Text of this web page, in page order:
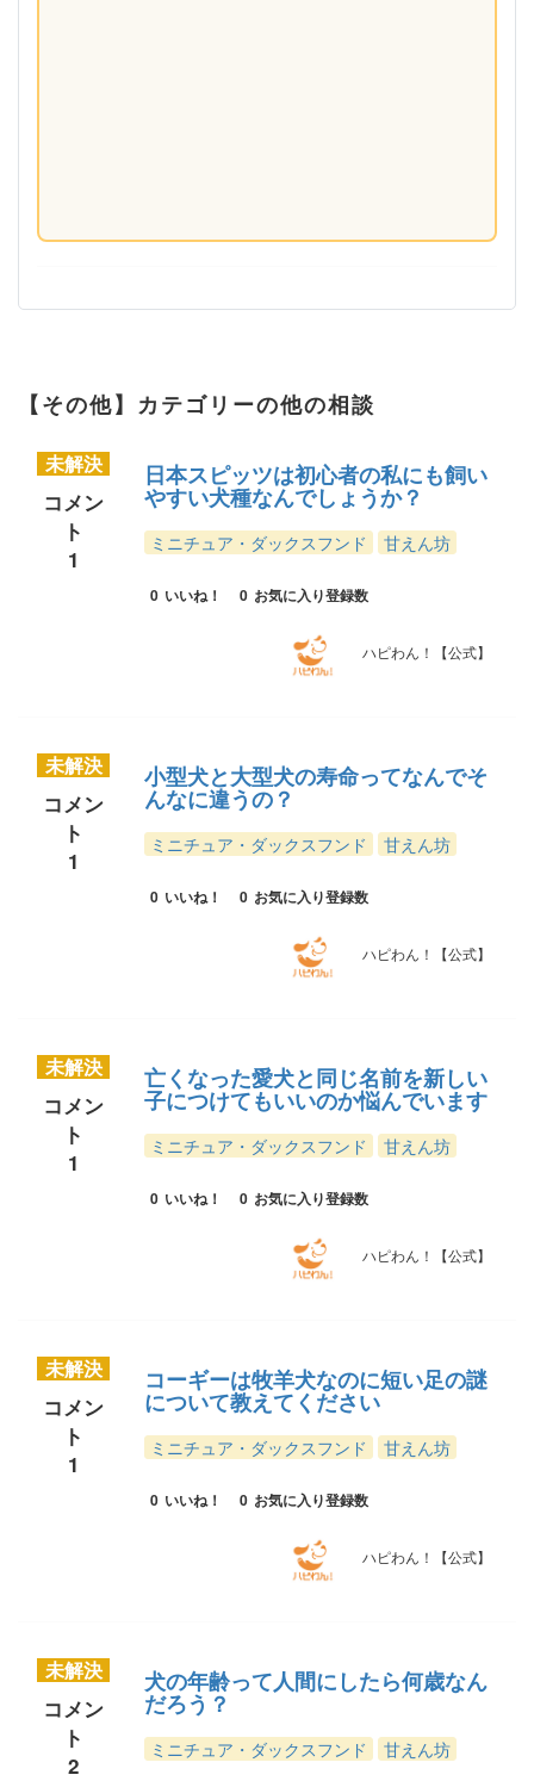
【その他】カテゴリーの他の相談
未解決
コメン
ト
1
日本スピッツは初心者の私にも飼い
やすい犬種なんでしょうか？
ミニチュア・ダックスフンド 甘えん坊
0 いいね！ 0 お気に入り登録数
ハピわん！【公式】
未解決
コメン
ト
1
小型犬と大型犬の寿命ってなんでそ
んなに違うの？
ミニチュア・ダックスフンド 甘えん坊
0 いいね！ 0 お気に入り登録数
ハピわん！【公式】
未解決
コメン
ト
1
亡くなった愛犬と同じ名前を新しい
子につけてもいいのか悩んでいます
ミニチュア・ダックスフンド 甘えん坊
0 いいね！ 0 お気に入り登録数
ハピわん！【公式】
未解決
コメン
ト
1
コーギーは牧羊犬なのに短い足の謎
について教えてください
ミニチュア・ダックスフンド 甘えん坊
0 いいね！ 0 お気に入り登録数
ハピわん！【公式】
未解決
コメン
ト
2
犬の年齢って人間にしたら何歳なん
だろう？
ミニチュア・ダックスフンド 甘えん坊